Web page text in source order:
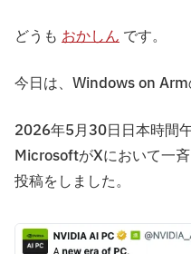
どうも おかしん です。
今日は、Windows on Arm
2026年5月30日日本時間
MicrosoftがXにおいて一
投稿をしました。